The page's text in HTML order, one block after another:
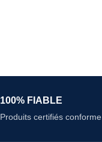
100% FIABLE
Produits certifiés conforme